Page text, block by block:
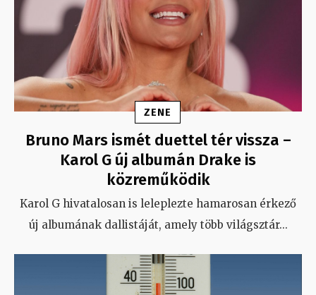
ZENE
Bruno Mars ismét duettel tér vissza –
Karol G új albumán Drake is
közreműködik
Karol G hivatalosan is leleplezte hamarosan érkező
új albumának dallistáját, amely több világsztár...